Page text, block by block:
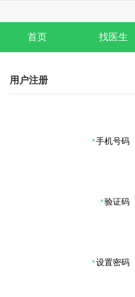
首页 找医生
用户注册
手机号码
验证码
设置密码